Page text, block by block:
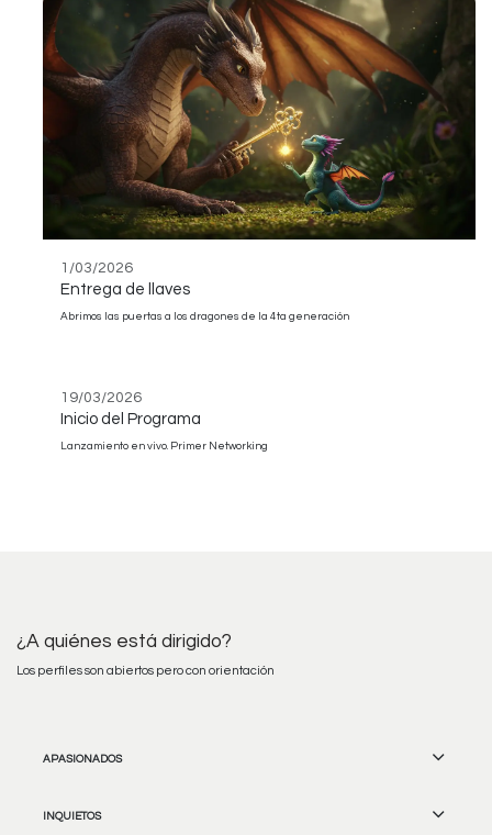
1/03/2026
Entrega de llaves
Abrimos las puertas a los dragones de la 4ta generación
19/03/2026
Inicio del Programa
Lanzamiento en vivo. Primer Networking
¿A quiénes está dirigido?
Los perfiles son abiertos pero con orientación
APASIONADOS
INQUIETOS